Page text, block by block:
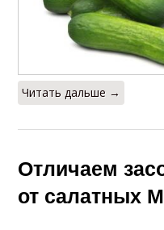
Читать дальше →
Отличаем
от салатных